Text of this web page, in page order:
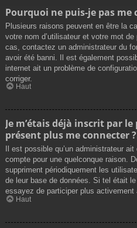
Pourquoi ne puis-je pas me
Plusieurs raisons peuvent en être la
votre nom d’utilisateur et votre mot
cas, contactez un administrateur du
avoir été banni. Il est également
internet ait un problème de
corriger.
Haut
Je m’étais déjà inscrit par
présent plus me connecter
Il est possible qu’un administrateur
compte pour une quelconque raison.
suppriment périodiquement les
de leur base de données. Si tel était
essayez de participer plus
Haut